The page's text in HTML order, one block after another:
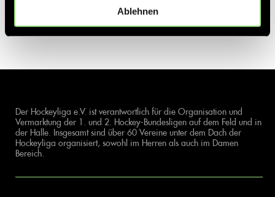
Ablehnen
Der Hockeyliga e.V. ist verantwortlich für die Organisation und
Vermarktung der 1. und 2. Hockey-Bundesligen auf dem Feld und in
der Halle. Insgesamt sind über 60 Vereine unter dem Dach der
Hockeyliga organisiert, sowohl im Herren als auch im Damen
Bereich.